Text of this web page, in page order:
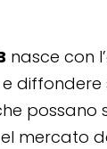
nasce con
diffondere
possano
mercato